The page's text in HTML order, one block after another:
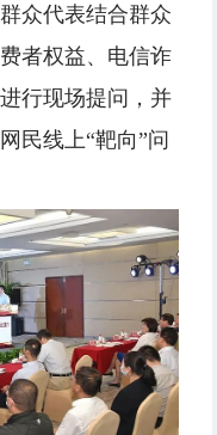
众代表结合群众
者权益、电信诈
行现场提问，并
民线上“靶向”问